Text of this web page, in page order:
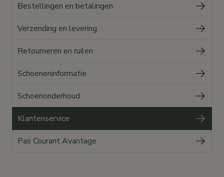
Bestellingen en betalingen
Verzending en levering
Retourneren en ruilen
Schoeneninformatie
Schoenonderhoud
Klantenservice
Pas Courant Avantage